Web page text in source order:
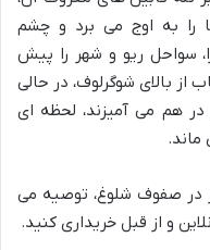
را به اوج می برد و چشم
سواحل ریو و شهر را پیش
از بالای شوگرلوف، در حالی
هم می آمیزند، لحظه ای
در صفوف شلوغ، توصیه می
و از قبل خریداری کنید.